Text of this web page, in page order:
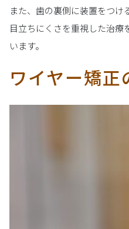
また、歯の裏側に装置をつけ
目立ちにくさを重視した治療
います。
ワイヤー矯正